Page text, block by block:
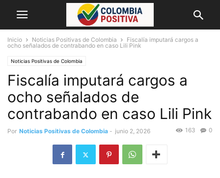
Inicio Noticias Positivas de Colombia
Fiscalía imputará cargos a
ocho señalados de contrabando en caso Lili Pink
Noticias Positivas de Colombia
Fiscalía imputará cargos a
ocho señalados de
contrabando en caso Lili Pink
Por Noticias Positivas de Colombia - junio 2, 2026 0
163